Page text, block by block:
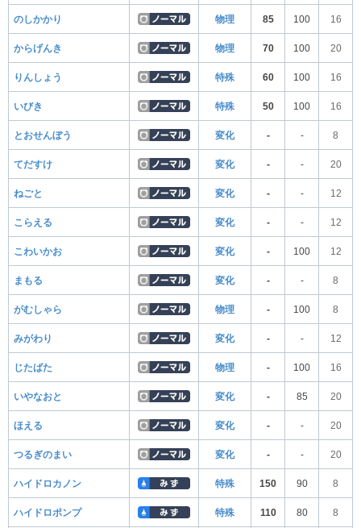
のしかかり 物理 85 100 16
からげんき 物理 70 100 20
りんしょう 特殊 60 100 16
いびき 特殊 50 100 16
とおせんぼう 変化 - - 8
てだすけ 変化 - - 20
ねごと 変化 - - 12
こらえる 変化 - - 12
こわいかお 変化 - 100 12
まもる 変化 - - 8
がむしゃら 物理 - 100 8
みがわり 変化 - - 12
じたばた 物理 - 100 16
いやなおと 変化 - 85 20
ほえる 変化 - - 20
つるぎのまい 変化 - - 20
ハイドロカノン 特殊 150 90 8
ハイドロポンプ 特殊 110 80 8